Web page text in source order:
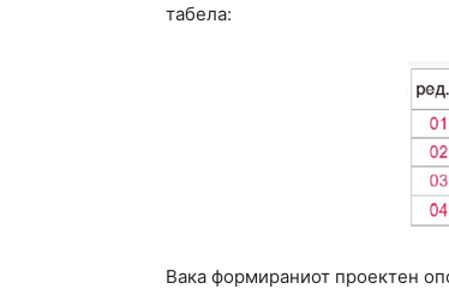
табела:
Вака формираниот проектен